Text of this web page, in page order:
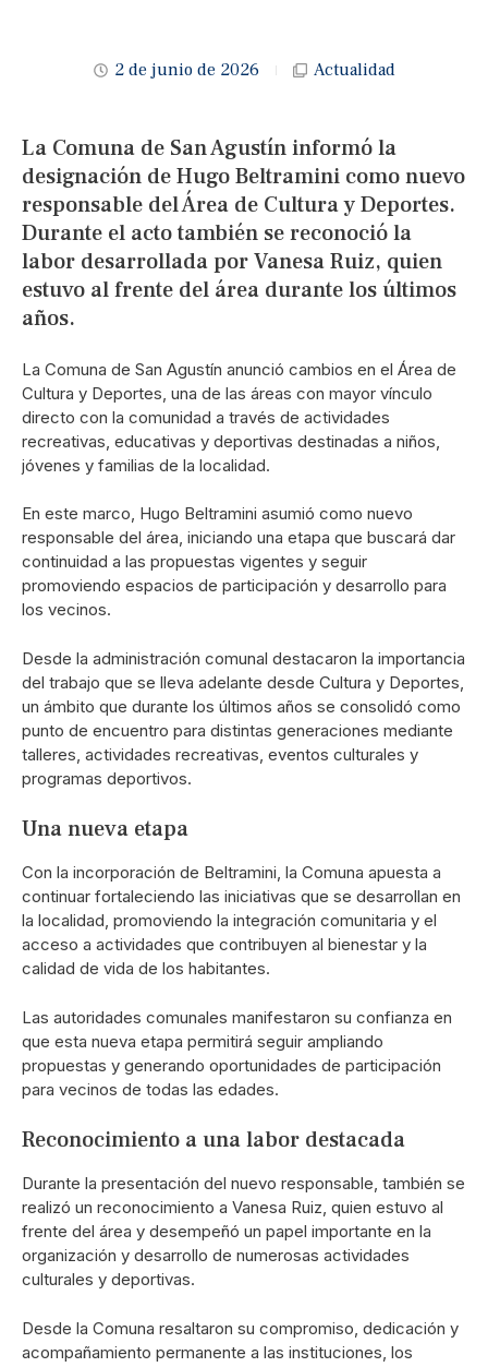
2 de junio de 2026 Actualidad
La Comuna de San Agustín informó la
designación de Hugo Beltramini como nuevo
responsable del Área de Cultura y Deportes.
Durante el acto también se reconoció la
labor desarrollada por Vanesa Ruiz, quien
estuvo al frente del área durante los últimos
años.
La Comuna de San Agustín anunció cambios en el Área de
Cultura y Deportes, una de las áreas con mayor vínculo
directo con la comunidad a través de actividades
recreativas, educativas y deportivas destinadas a niños,
jóvenes y familias de la localidad.
En este marco, Hugo Beltramini asumió como nuevo
responsable del área, iniciando una etapa que buscará dar
continuidad a las propuestas vigentes y seguir
promoviendo espacios de participación y desarrollo para
los vecinos.
Desde la administración comunal destacaron la importancia
del trabajo que se lleva adelante desde Cultura y Deportes,
un ámbito que durante los últimos años se consolidó como
punto de encuentro para distintas generaciones mediante
talleres, actividades recreativas, eventos culturales y
programas deportivos.
Una nueva etapa
Con la incorporación de Beltramini, la Comuna apuesta a
continuar fortaleciendo las iniciativas que se desarrollan en
la localidad, promoviendo la integración comunitaria y el
acceso a actividades que contribuyen al bienestar y la
calidad de vida de los habitantes.
Las autoridades comunales manifestaron su confianza en
que esta nueva etapa permitirá seguir ampliando
propuestas y generando oportunidades de participación
para vecinos de todas las edades.
Reconocimiento a una labor destacada
Durante la presentación del nuevo responsable, también se
realizó un reconocimiento a Vanesa Ruiz, quien estuvo al
frente del área y desempeñó un papel importante en la
organización y desarrollo de numerosas actividades
culturales y deportivas.
Desde la Comuna resaltaron su compromiso, dedicación y
acompañamiento permanente a las instituciones, los